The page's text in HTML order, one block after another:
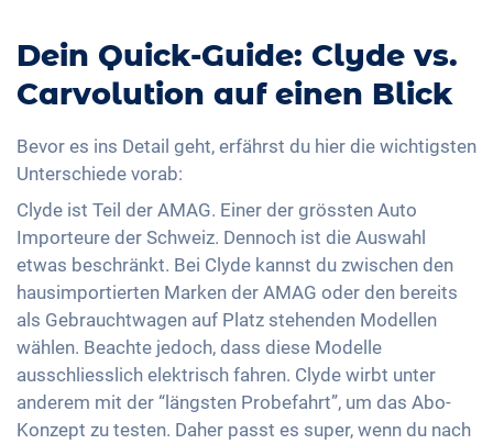
Dein Quick-Guide: Clyde vs.
Carvolution auf einen Blick
Bevor es ins Detail geht, erfährst du hier die wichtigsten
Unterschiede vorab:
Clyde ist Teil der AMAG. Einer der grössten Auto
Importeure der Schweiz. Dennoch ist die Auswahl
etwas beschränkt. Bei Clyde kannst du zwischen den
hausimportierten Marken der AMAG oder den bereits
als Gebrauchtwagen auf Platz stehenden Modellen
wählen. Beachte jedoch, dass diese Modelle
ausschliesslich elektrisch fahren. Clyde wirbt unter
anderem mit der “längsten Probefahrt”, um das Abo-
Konzept zu testen. Daher passt es super, wenn du nach